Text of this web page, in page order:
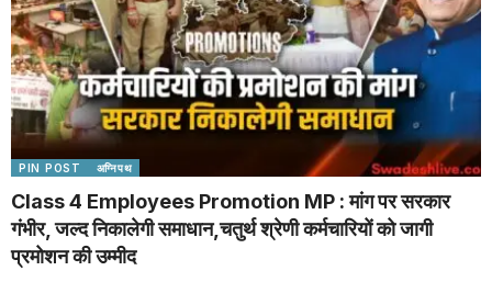
PIN POST अग्निपथ
Class 4 Employees Promotion MP : मांग पर सरकार
गंभीर, जल्द निकालेगी समाधान,चतुर्थ श्रेणी कर्मचारियों को जागी
प्रमोशन की उम्मीद